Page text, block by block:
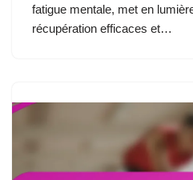
fatigue mentale, met en
récupération efficaces et…